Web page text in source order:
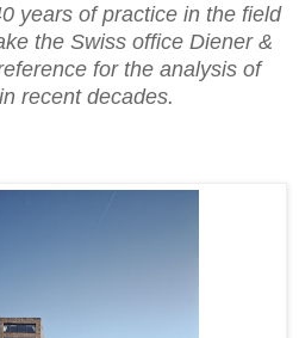
years of practice in the field
the Swiss office Diener &
for the analysis of
recent decades.